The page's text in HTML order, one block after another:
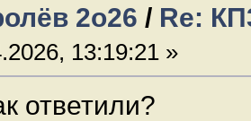
2о26 / Re:
13:19:21 »
ответили?